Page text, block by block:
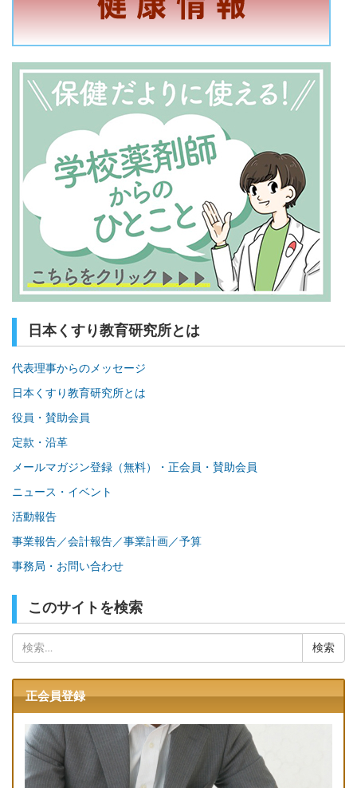
日本くすり教育研究所とは
代表理事からのメッセージ
日本くすり教育研究所とは
役員・賛助会員
定款・沿革
メールマガジン登録（無料）・正会員・賛助会員
ニュース・イベント
活動報告
事業報告／会計報告／事業計画／予算
事務局・お問い合わせ
このサイトを検索
索:
正会員登録